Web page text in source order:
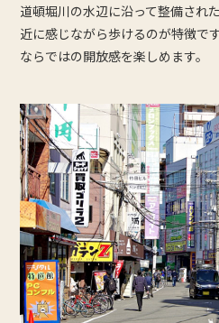
道頓堀川の水辺に沿って整備され
近に感じながら歩けるのが特徴で
ならではの開放感を楽しめます。